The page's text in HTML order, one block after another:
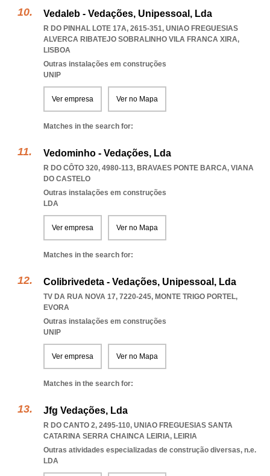
Vedaleb - Vedações, Unipessoal, Lda
R DO PINHAL LOTE 17A, 2615-351, UNIAO FREGUESIAS
ALVERCA RIBATEJO SOBRALINHO VILA FRANCA XIRA,
LISBOA
Outras instalações em construções
UNIP
Ver empresa Ver no Mapa
Matches in the search for:
Vedominho - Vedações, Lda
R DO CÔTO 320, 4980-113, BRAVAES PONTE BARCA, VIANA
DO CASTELO
Outras instalações em construções
LDA
Ver empresa Ver no Mapa
Matches in the search for:
Colibrivedeta - Vedações, Unipessoal, Lda
TV DA RUA NOVA 17, 7220-245, MONTE TRIGO PORTEL,
EVORA
Outras instalações em construções
UNIP
Ver empresa Ver no Mapa
Matches in the search for:
Jfg Vedações, Lda
R DO CANTO 2, 2495-110, UNIAO FREGUESIAS SANTA
CATARINA SERRA CHAINCA LEIRIA, LEIRIA
Outras atividades especializadas de construção diversas, n.e.
LDA